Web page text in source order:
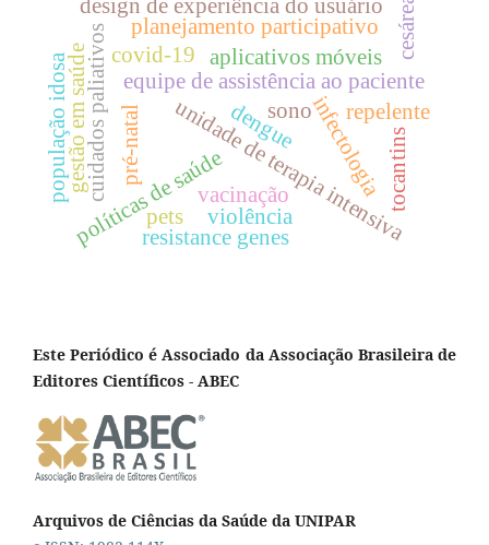
equipe de assistência ao paciente
unidade de terapia intensiva
cuidados paliativos
políticas de saúde
gestão em saúde
vacinação
covid-19
população idosa infectologia
sono repelente
aplicativos móveis
design de experiência do usuário
pré-natal
violência
dengue
tocantins
pets
resistance genes
cesárea
planejamento participativo
Este Periódico é Associado da Associação Brasileira de
Editores Científicos - ABEC
Arquivos de Ciências da Saúde da UNIPAR